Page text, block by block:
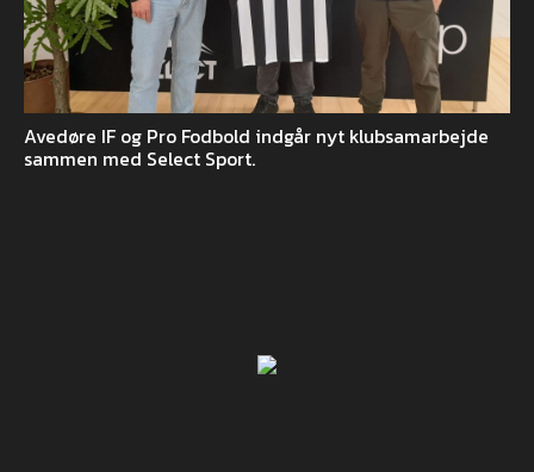
Avedøre IF og Pro Fodbold indgår nyt klubsamarbejde
sammen med Select Sport.